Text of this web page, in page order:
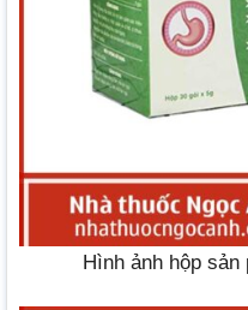
Hình ảnh hộp